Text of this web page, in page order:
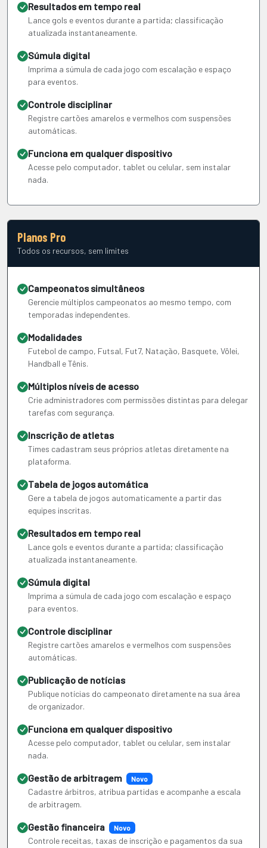
Resultados em tempo real
Lance gols e eventos durante a partida; classificação
atualizada instantaneamente.
Súmula digital
Imprima a súmula de cada jogo com escalação e espaço
para eventos.
Controle disciplinar
Registre cartões amarelos e vermelhos com suspensões
automáticas.
Funciona em qualquer dispositivo
Acesse pelo computador, tablet ou celular, sem instalar
nada.
Planos Pro
Todos os recursos, sem limites
Campeonatos simultâneos
Gerencie múltiplos campeonatos ao mesmo tempo, com
temporadas independentes.
Modalidades
Futebol de campo, Futsal, Fut7, Natação, Basquete, Vôlei,
Handball e Tênis.
Múltiplos níveis de acesso
Crie administradores com permissões distintas para delegar
tarefas com segurança.
Inscrição de atletas
Times cadastram seus próprios atletas diretamente na
plataforma.
Tabela de jogos automática
Gere a tabela de jogos automaticamente a partir das
equipes inscritas.
Resultados em tempo real
Lance gols e eventos durante a partida; classificação
atualizada instantaneamente.
Súmula digital
Imprima a súmula de cada jogo com escalação e espaço
para eventos.
Controle disciplinar
Registre cartões amarelos e vermelhos com suspensões
automáticas.
Publicação de notícias
Publique notícias do campeonato diretamente na sua área
de organizador.
Funciona em qualquer dispositivo
Acesse pelo computador, tablet ou celular, sem instalar
nada.
Gestão de arbitragem Novo
Cadastre árbitros, atribua partidas e acompanhe a escala
de arbitragem.
Gestão financeira Novo
Controle receitas, taxas de inscrição e pagamentos da sua